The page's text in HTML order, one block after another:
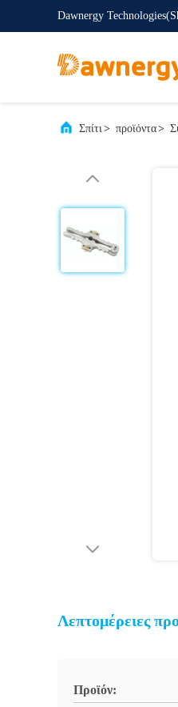
Dawnergy
Σπίτι> προϊόντα>
Λεπτομέρειες
Προϊόν: